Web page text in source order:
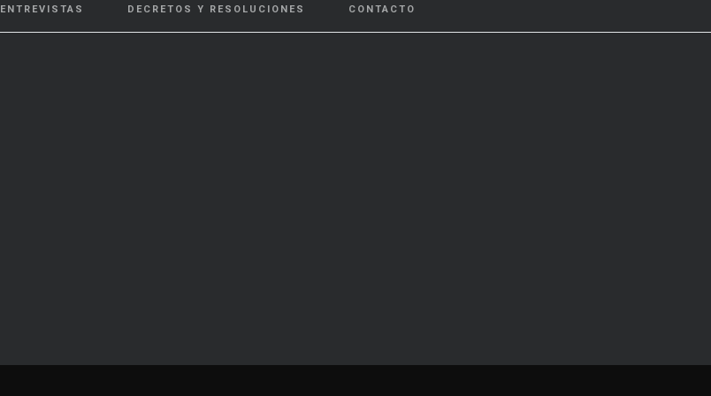
ENTREVISTAS DECRETOS Y RESOLUCIONES CONTACTO